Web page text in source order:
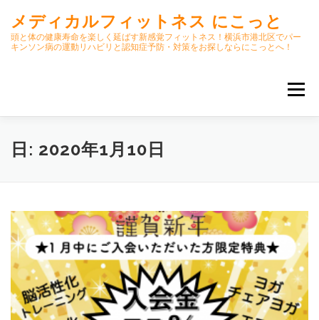
ッ
メディカルフィットネス にこっと
頭と体の健康寿命を楽しく延ばす新感覚フィットネス！横浜市港北区でパー
キンソン病の運動リハビリと認知症予防・対策をお探しならにこっとへ！
メニュー
ホーム ごあいさつ 今月のスケジュール
オンラインクラス(GOOGLE MEET)
パーキンソン体操リハビリ動画DVD
日: 2020年1月10日